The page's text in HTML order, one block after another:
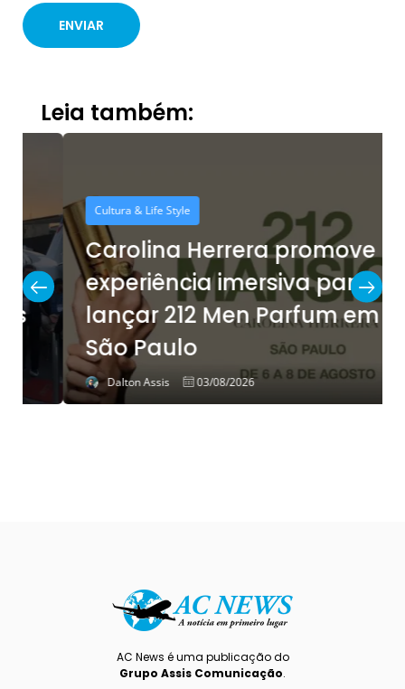
Leia também:
Cultura & Life Style
Carolina Herrera promove
experiência imersiva para
lançar 212 Men Parfum em
São Paulo
Dalton Assis 03/08/2026
AC News é uma publicação do
Grupo Assis Comunicação.